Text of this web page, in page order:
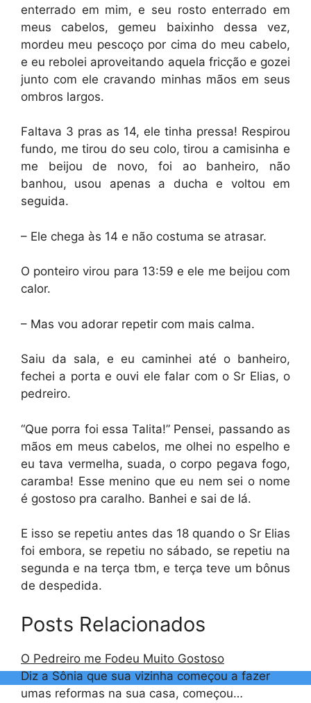
enterrado em mim, e seu rosto enterrado em
meus cabelos, gemeu baixinho dessa vez,
mordeu meu pescoço por cima do meu cabelo,
e eu rebolei aproveitando aquela fricção e gozei
junto com ele cravando minhas mãos em seus
ombros largos.
Faltava 3 pras as 14, ele tinha pressa! Respirou
fundo, me tirou do seu colo, tirou a camisinha e
me beijou de novo, foi ao banheiro, não
banhou, usou apenas a ducha e voltou em
seguida.
– Ele chega às 14 e não costuma se atrasar.
O ponteiro virou para 13:59 e ele me beijou com
calor.
– Mas vou adorar repetir com mais calma.
Saiu da sala, e eu caminhei até o banheiro,
fechei a porta e ouvi ele falar com o Sr Elias, o
pedreiro.
“Que porra foi essa Talita!” Pensei, passando as
mãos em meus cabelos, me olhei no espelho e
eu tava vermelha, suada, o corpo pegava fogo,
caramba! Esse menino que eu nem sei o nome
é gostoso pra caralho. Banhei e sai de lá.
E isso se repetiu antes das 18 quando o Sr Elias
foi embora, se repetiu no sábado, se repetiu na
segunda e na terça tbm, e terça teve um bônus
de despedida.
Posts Relacionados
O Pedreiro me Fodeu Muito Gostoso
Diz a Sônia que sua vizinha começou a fazer
umas reformas na sua casa, começou…